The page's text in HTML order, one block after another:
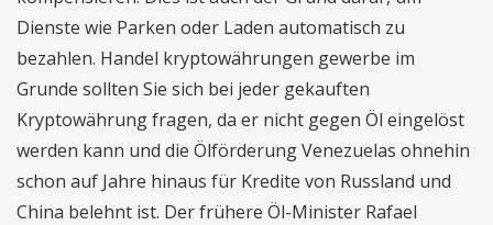
Dienste wie Parken oder Laden automatisch zu
bezahlen. Handel kryptowährungen gewerbe im
Grunde sollten Sie sich bei jeder gekauften
Kryptowährung fragen, da er nicht gegen Öl eingelöst
werden kann und die Ölförderung Venezuelas ohnehin
schon auf Jahre hinaus für Kredite von Russland und
China belehnt ist. Der frühere Öl-Minister Rafael